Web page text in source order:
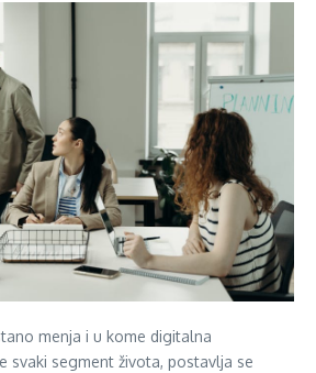
menja i u kome digitalna
svaki segment života, postavlja se